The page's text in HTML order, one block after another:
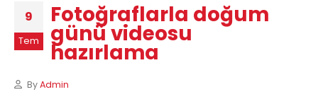
9
Tem
Fotoğraflarla doğum
günü videosu
hazırlama
ByAdmin